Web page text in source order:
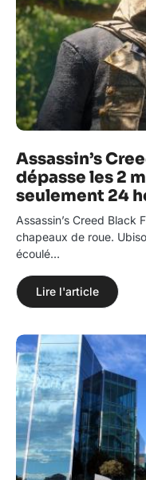
Assassin’s
dépasse les 2
seulement 24
Assassin’s Creed Black
chapeaux de roue.
écoulé…
Lire l'article